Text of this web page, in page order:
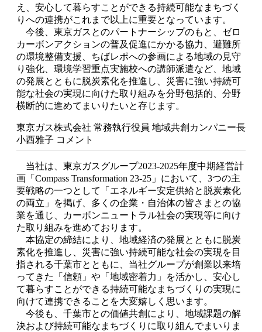
え、安心して暮らすことができる持続可能なまちづく
りへの連携がこれまで以上に重要となっています。
今後、東京ガスとのパートナーシップのもと、ゼロ
カーボンアクションの普及促進にかかる協力、避難所
の環境整備支援、ちばレポへの参画による地域の見守
り強化、環境学習重点実施校への講師派遣など、地域
の発展とともに脱炭素化を推進し、災害に強い持続可
能な社会の実現に向けた取り組みを分野包括的、分野
横断的に進めてまいりたいと存じます。
東京ガス株式会社 常務執行役員 地域共創カンパニー長
小西雅子 コメント
当社は、東京ガスグループ2023-2025年度中期経営計
画「Compass Transformation 23-25」において、3つの主
要戦略の一つとして「エネルギー安定供給と脱炭素化
の両立」を掲げ、多くの企業・自治体の皆さまとの協
業を通じ、カーボンニュートラル社会の実現等に向け
た取り組みを進めております。
本協定の締結により、地域経済の発展とともに脱炭
素化を推進し、災害に強い持続可能な社会の実現を目
指される千葉市とともに、当社グループが創業以来培
ってきた「信頼」や「地域密着力」を活かし、安心し
て暮らすことができる持続可能なまちづくりの実現に
向けて連携できることを大変嬉しく思います。
今後も、千葉市との価値共創により、地域課題の解
決および持続可能なまちづくりに取り組んでまいりま